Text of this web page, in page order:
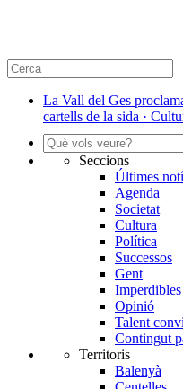
La Vall del Ges
cartells de la sida ·
Seccions
Últimes
Agenda
Societat
Cultura
Política
Successos
Gent
Imperdibles
Opinió
Talent
Contingut
Territoris
Balenyà